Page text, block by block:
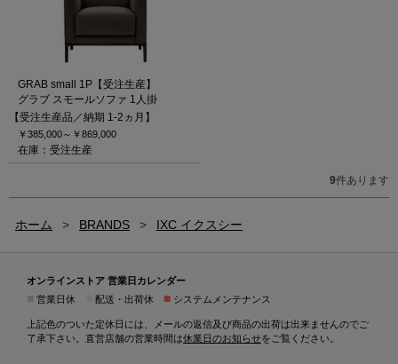
GRAB small 1P【受注生産】
グラブ スモールソファ 1人掛
【受注生産品／納期 1-2ヵ月】
￥385,000～ ￥869,000
在庫：受注生産
9件あります
ホーム > BRANDS > IXC イクスシー
オンラインストア 営業日カレンダー
営業日休 配送・出荷休 ■ システムメンテナンス
上記色のついた定休日には、メールの返信及び商品の出荷は出来ませんのでご
了承下さい。直営店舗の営業時間は休業日のお知らせをご覧ください。